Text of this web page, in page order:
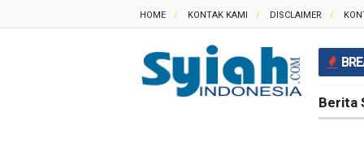
HOME KONTAK KAMI DISCLAIMER
Berita